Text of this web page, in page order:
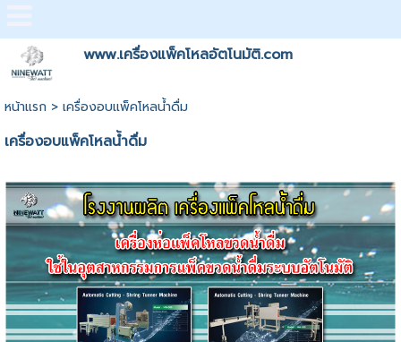
www.เครื่องแพ็คโหลอัตโนมัติ.com
หน้าแรก> เครื่องอบแพ็คโหลน้ำดื่ม
เครื่องอบแพ็คโหลน้ำดื่ม